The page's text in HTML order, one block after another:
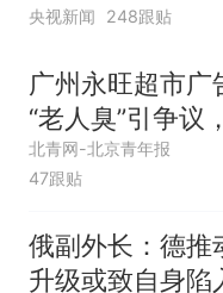
央视新闻 248跟贴
广州永旺超市广
“老人臭”引争议
应
北青网-北京青年报
47跟贴
俄副外长：德推
升级或致自身陷